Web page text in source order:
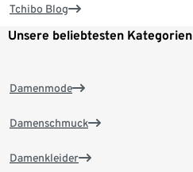
Tchibo Blog
Unsere beliebtesten Kategorien
Damenmode
Damenschmuck
Damenkleider